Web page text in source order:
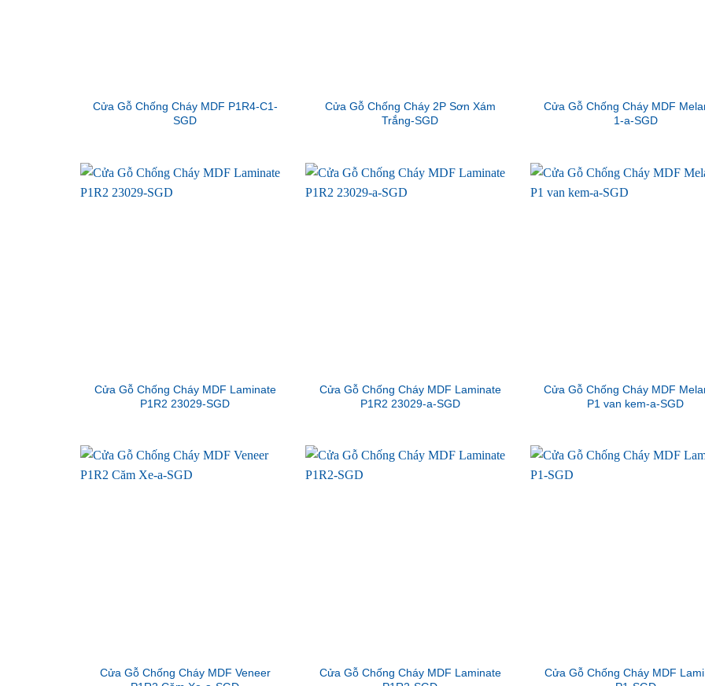
Cửa Gỗ Chống Cháy MDF P1R4-C1-
SGD
Cửa Gỗ Chống Cháy 2P Sơn Xám
Trắng-SGD
Cửa Gỗ Chống Cháy MDF
1-a-SGD
Cửa Gỗ Chống Cháy MDF Laminate
P1R2 23029-SGD
Cửa Gỗ Chống Cháy MDF Laminate
P1R2 23029-a-SGD
Cửa Gỗ Chống Cháy MDF
P1 van kem-a-SGD
Cửa Gỗ Chống Cháy MDF Veneer
Cửa Gỗ Chống Cháy MDF Laminate
Cửa Gỗ Chống Cháy MDF